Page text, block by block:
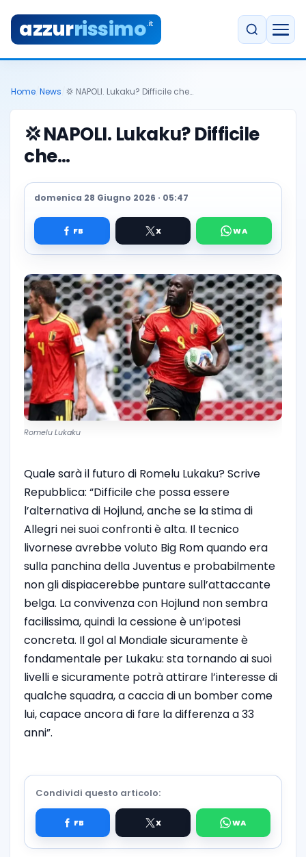
azzurrissimo.it
Home News 💢 NAPOLI. Lukaku? Difficile che…
💢NAPOLI. Lukaku? Difficile
che…
domenica 28 Giugno 2026 · 05:47
Romelu Lukaku
Quale sarà il futuro di Romelu Lukaku? Scrive
Repubblica: “Difficile che possa essere
l’alternativa di Hojlund, anche se la stima di
Allegri nei suoi confronti è alta. Il tecnico
livornese avrebbe voluto Big Rom quando era
sulla panchina della Juventus e probabilmente
non gli dispiacerebbe puntare sull’attaccante
belga. La convivenza con Hojlund non sembra
facilissima, quindi la cessione è un’ipotesi
concreta. Il gol al Mondiale sicuramente è
fondamentale per Lukaku: sta tornando ai suoi
livelli e sicuramente potrà attirare l’interesse di
qualche squadra, a caccia di un bomber come
lui, capace ancora di fare la differenza a 33
anni”.
Condividi questo articolo: